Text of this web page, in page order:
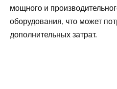
мощного и
оборудования, что может
дополнительных затрат.